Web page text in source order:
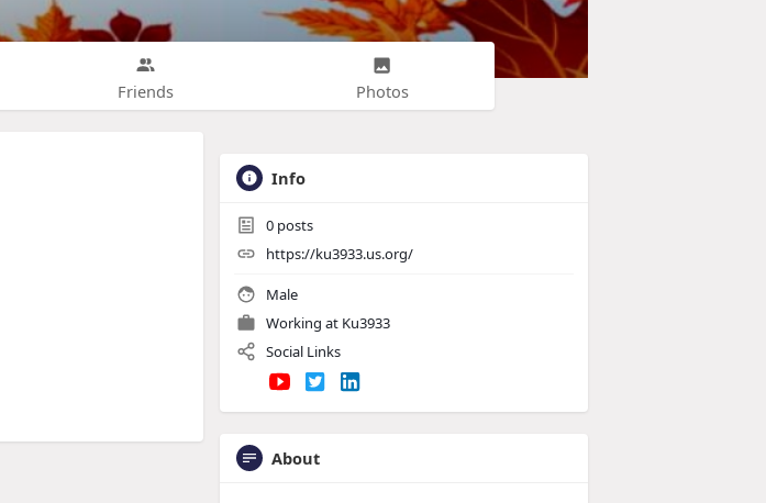
Friends Photos
Info
0 posts
https://ku3933.us.org/
Male
Working at Ku3933
Social Links
About